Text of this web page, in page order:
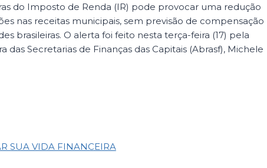
do Imposto de Renda (IR) pode provocar uma redução
nas receitas municipais, sem previsão de compensação
brasileiras. O alerta foi feito nesta terça-feira (17) pela
das Secretarias de Finanças das Capitais (Abrasf), Michele